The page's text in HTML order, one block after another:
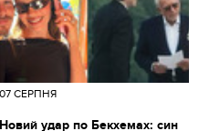
07 СЕРПНЯ
Новий удар по Бекхемах: син